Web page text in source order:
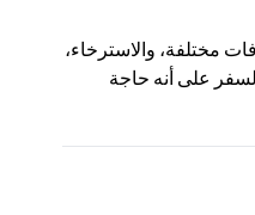
مختلفة، والاسترخاء،
على أنه حاجة